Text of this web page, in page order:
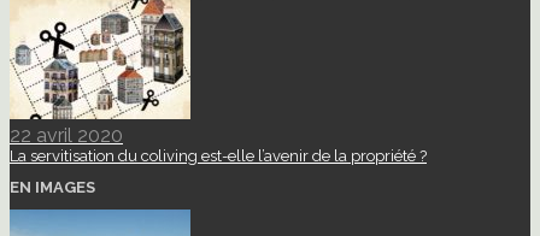
22 avril 2020
La servitisation du coliving est-elle l’avenir de la propriété ?
EN IMAGES